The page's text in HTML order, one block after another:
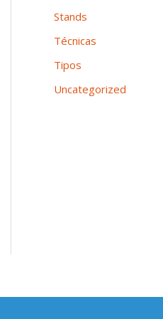
Stands
Técnicas
Tipos
Uncategorized